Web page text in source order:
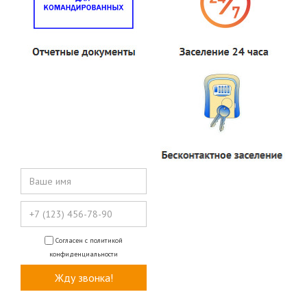
Согласен с политикой
конфиденциальности